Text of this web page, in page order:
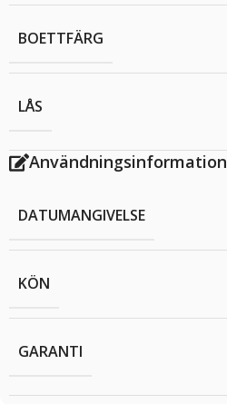
BOETTFÄRG
LÅS
Användningsinformation
DATUMANGIVELSE
KÖN
GARANTI